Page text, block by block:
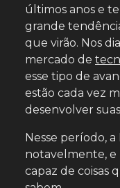
últimos anos e
grande
que virão. Nos
mercado de
esse tipo de
estão cada vez
desenvolver
Nesse período,
notavelmente, e
capaz de coisas